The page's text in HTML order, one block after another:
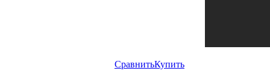
СравнитьКупить